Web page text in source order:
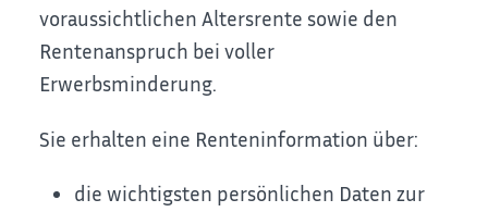
voraussichtlichen Altersrente sowie den
Rentenanspruch bei voller
Erwerbsminderung.
Sie erhalten eine Renteninformation über:
die wichtigsten persönlichen Daten zur